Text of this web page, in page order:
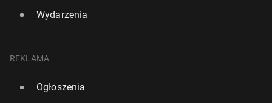
Wydarzenia
REKLAMA
Ogłoszenia